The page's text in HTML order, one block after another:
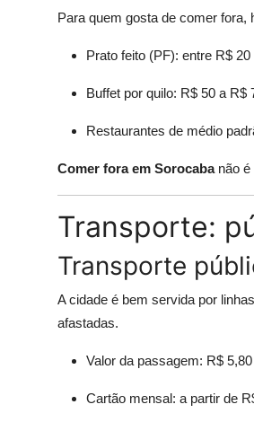
Para quem gosta de comer fora,
Prato feito (PF): entre R$ 20
Buffet por quilo: R$ 50 a R$
Restaurantes de médio
Comer fora em Sorocabanão é
Transporte:
Transporte
A cidade é bem servida por
afastadas.
Valor da passagem: R$
Cartão mensal: a partir de